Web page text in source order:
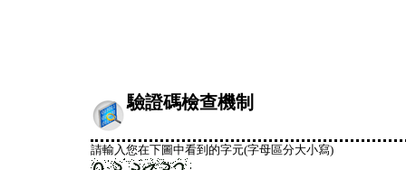
驗證碼檢查機制
請輸入您在下圖中看到的字元(字母區分大小寫)